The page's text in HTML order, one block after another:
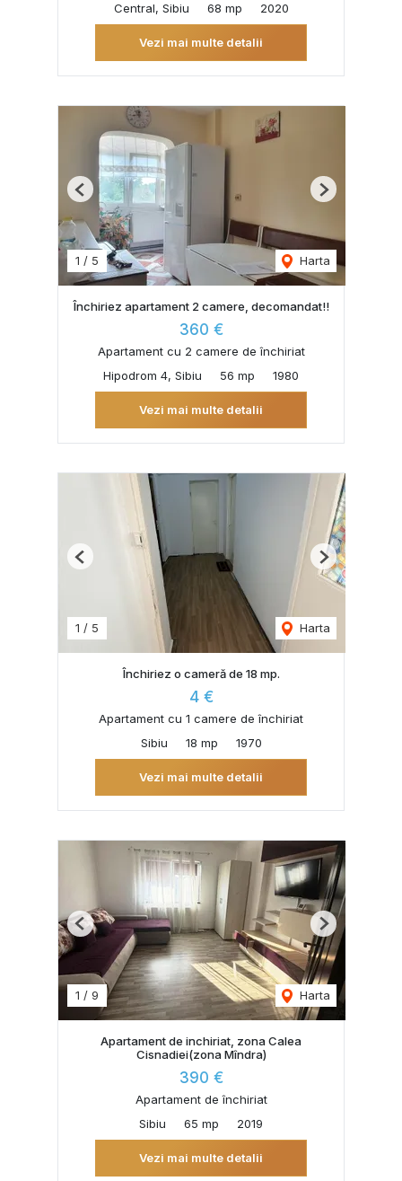
Central, Sibiu
68 mp 2020
Vezi mai multe detalii
1 / 5 Harta
Previous Next
Închiriez apartament 2 camere, decomandat!!
360 €
Apartament cu 2 camere de închiriat
Hipodrom 4, Sibiu
56 mp 1980
Vezi mai multe detalii
1 / 5 Harta
Previous Next
Închiriez o cameră de 18 mp.
4 €
Apartament cu 1 camere de închiriat
Sibiu
18 mp 1970
Vezi mai multe detalii
1 / 9 Harta
Previous Next
Apartament de inchiriat, zona Calea
Cisnadiei(zona Mîndra)
390 €
Apartament de închiriat
Sibiu
65 mp 2019
Vezi mai multe detalii